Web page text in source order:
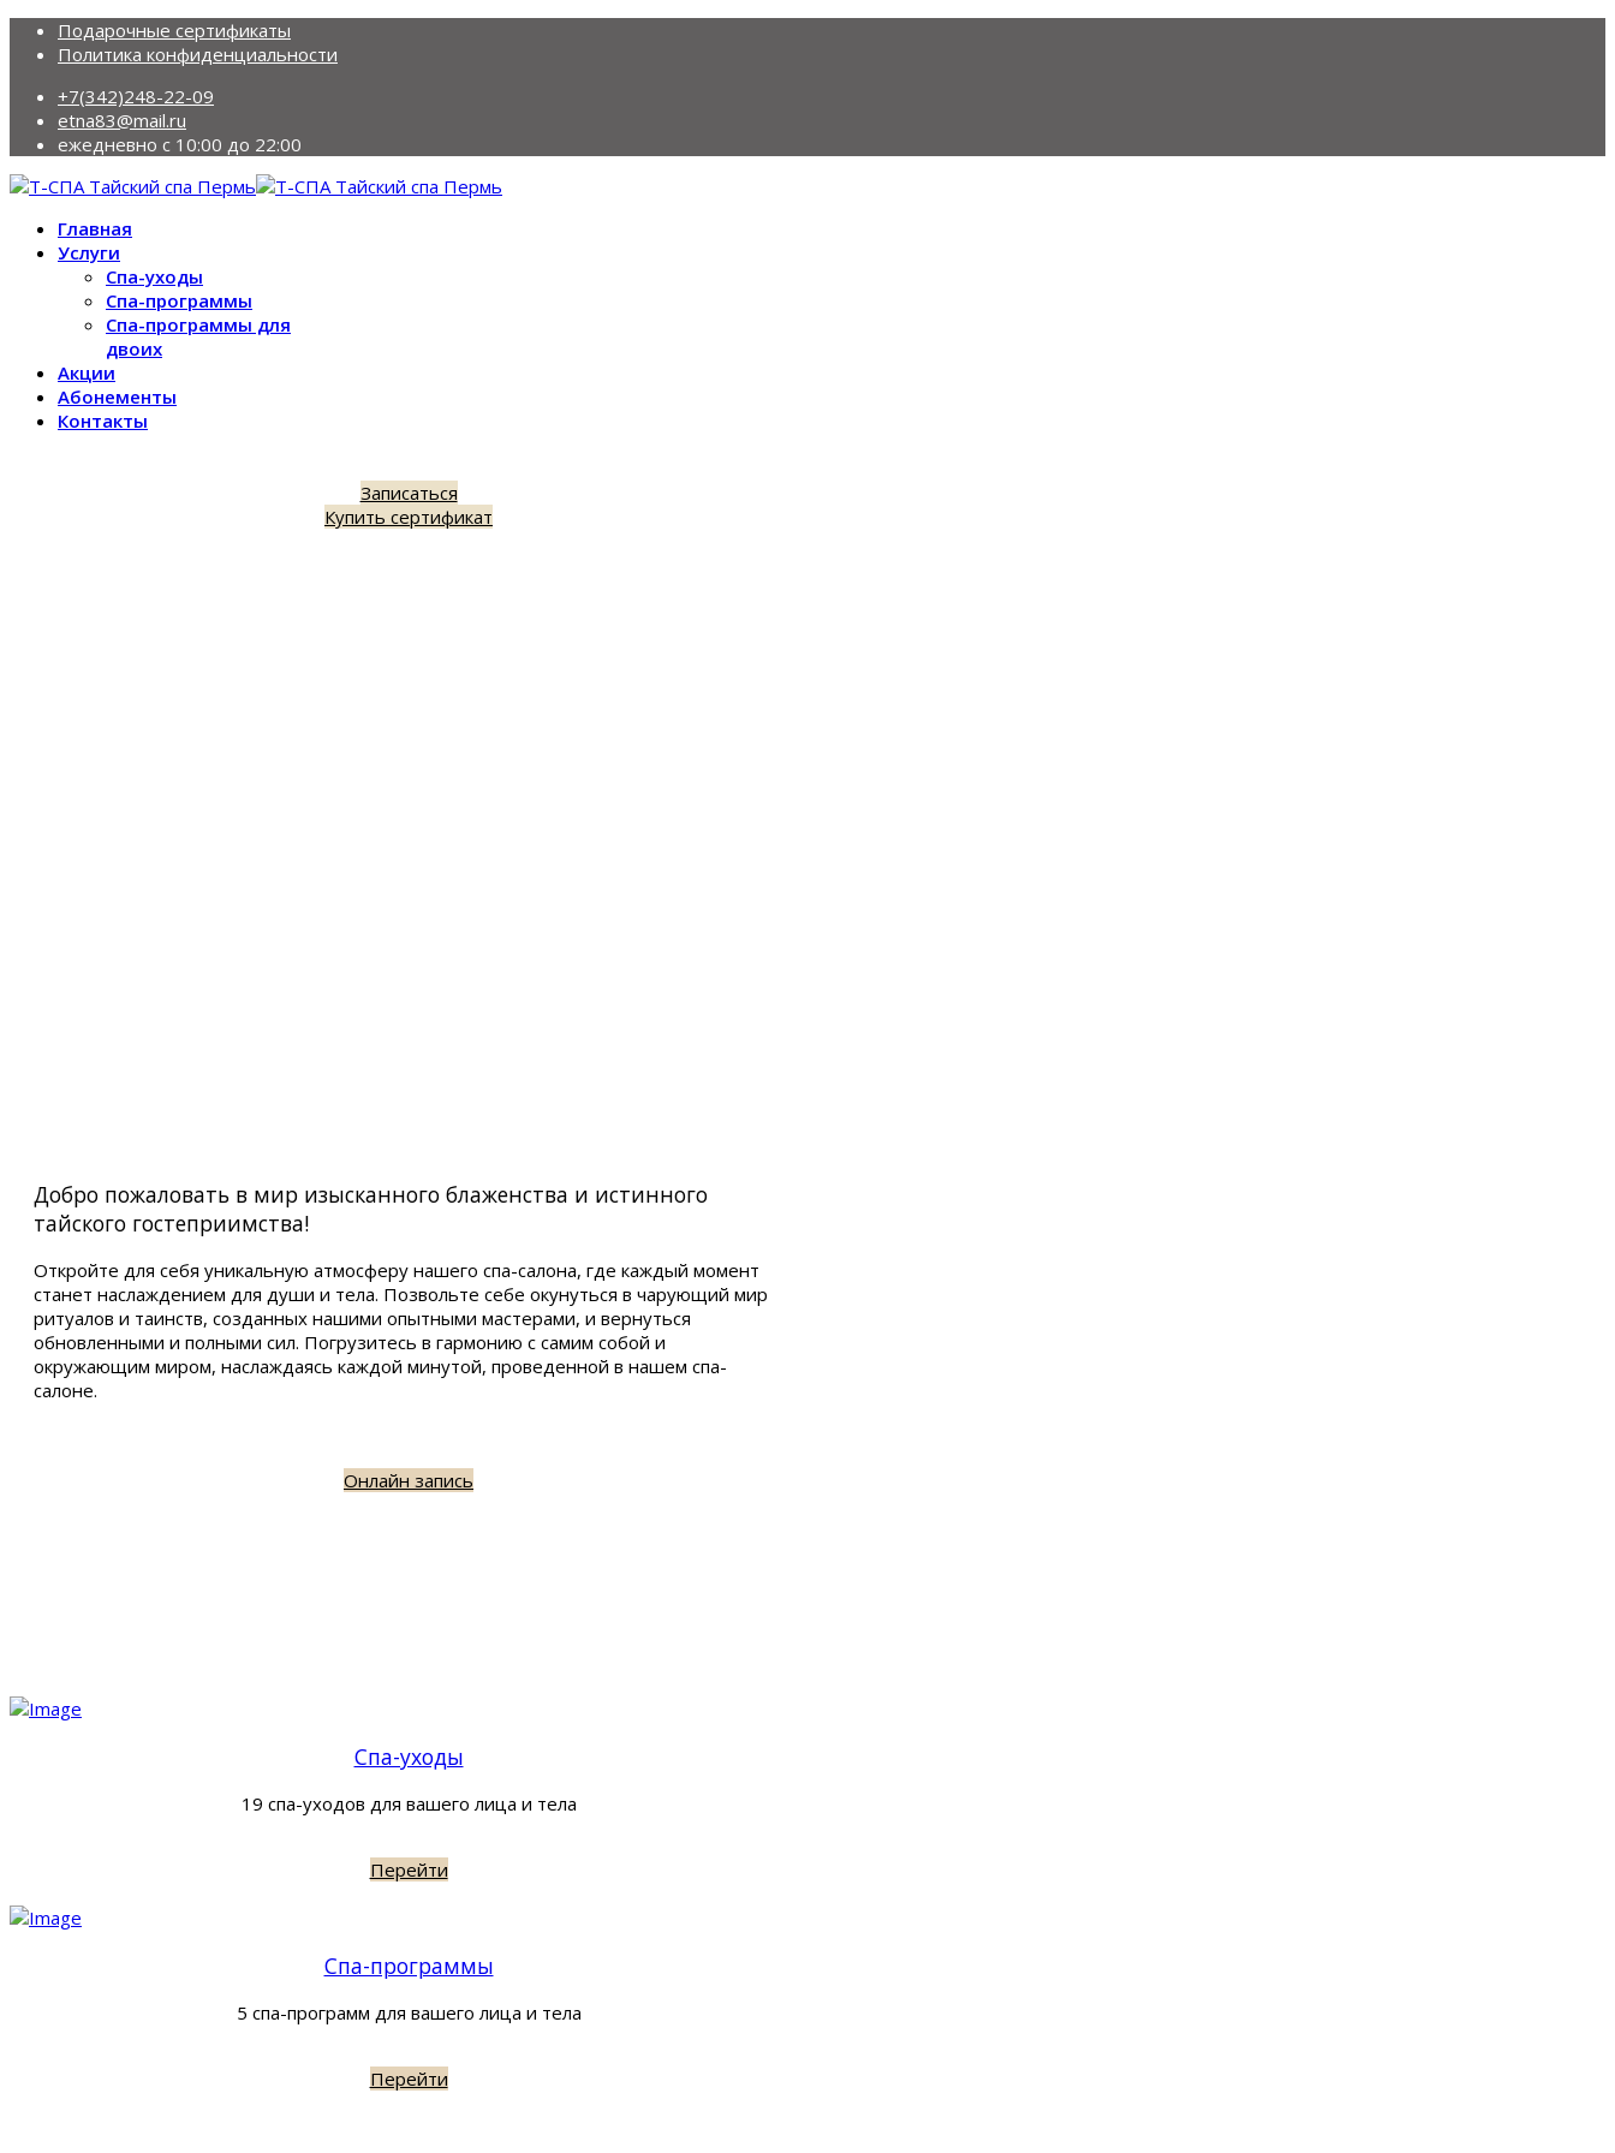
Подарочные сертификаты
Политика конфиденциальности
+7(342)248-22-09
etna83@mail.ru
ежедневно с 10:00 до 22:00
Главная
Услуги
Спа-уходы
Спа-программы
Спа-программы для
двоих
Акции
Абонементы
Контакты
Записаться
Купить сертификат
Добро пожаловать в мир изысканного блаженства и истинного
тайского гостеприимства!
Откройте для себя уникальную атмосферу нашего спа-салона, где каждый момент
станет наслаждением для души и тела. Позвольте себе окунуться в чарующий мир
ритуалов и таинств, созданных нашими опытными мастерами, и вернуться
обновленными и полными сил. Погрузитесь в гармонию с самим собой и
окружающим миром, наслаждаясь каждой минутой, проведенной в нашем спа-
салоне.
Онлайн запись
Спа-уходы
19 спа-уходов для вашего лица и тела
Перейти
Спа-программы
5 спа-программ для вашего лица и тела
Перейти